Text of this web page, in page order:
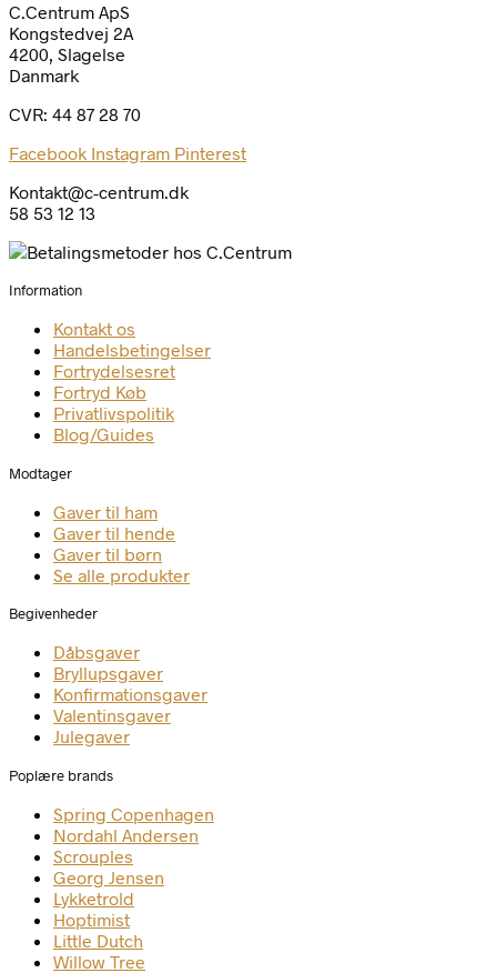
C.Centrum ApS
Kongstedvej 2A
4200, Slagelse
Danmark
CVR: 44 87 28 70
Facebook Instagram Pinterest
Kontakt@c-centrum.dk
58 53 12 13
Information
Kontakt os
Handelsbetingelser
Fortrydelsesret
Fortryd Køb
Privatlivspolitik
Blog/Guides
Modtager
Gaver til ham
Gaver til hende
Gaver til børn
Se alle produkter
Begivenheder
Dåbsgaver
Bryllupsgaver
Konfirmationsgaver
Valentinsgaver
Julegaver
Poplære brands
Spring Copenhagen
Nordahl Andersen
Scrouples
Georg Jensen
Lykketrold
Hoptimist
Little Dutch
Willow Tree